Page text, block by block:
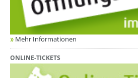
Mehr Informationen
ONLINE-TICKETS